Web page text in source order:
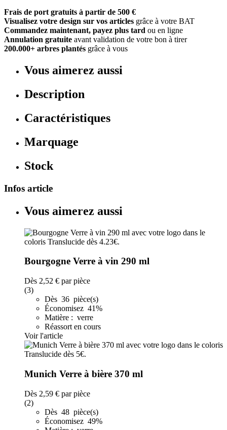
Frais de port gratuits à partir de 500 €
Visualisez votre design sur vos articles grâce à votre BAT
Commandez maintenant, payez plus tard ou en ligne
Annulation gratuite avant validation de votre bon à tirer
200.000+ arbres plantés grâce à vous
Vous aimerez aussi
Description
Caractéristiques
Marquage
Stock
Infos article
Vous aimerez aussi
Bourgogne Verre à vin 290 ml
Dès 2,52 € par pièce
(3)
Dès 36 pièce(s)
Économisez 41%
Matière : verre
Réassort en cours
Voir l'article
Munich Verre à bière 370 ml
Dès 2,59 € par pièce
(2)
Dès 48 pièce(s)
Économisez 49%